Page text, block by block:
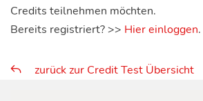
Credits teilnehmen möchten.
Bereits registriert? >> Hier einloggen.
zurück zur Credit Test Übersicht